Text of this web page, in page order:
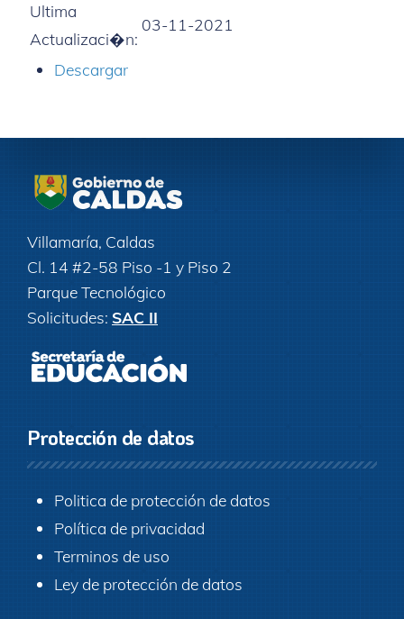
Ultima
Actualizaci�n:
03-11-2021
Descargar
Villamaría, Caldas
Cl. 14 #2-58 Piso -1 y Piso 2
Parque Tecnológico
Solicitudes: SAC II
Protección de datos
Politica de protección de datos
Política de privacidad
Terminos de uso
Ley de protección de datos